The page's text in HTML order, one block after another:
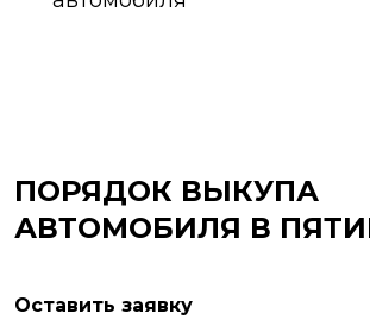
ПОРЯДОК ВЫКУПА
АВТОМОБИЛЯ В
Оставить заявку